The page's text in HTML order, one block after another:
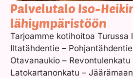
Palvelutalo Iso-
lähiympäristöön
Tarjoamme kotihoitoa Turussa
Iltatähdentie –
Otavanaukio – Revontulenkatu
Latokartanonkatu –